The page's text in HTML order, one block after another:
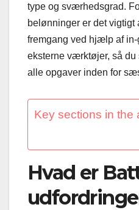
type og sværhedsgrad.
belønninger er det vigtigt
fremgang ved hjælp af
eksterne værktøjer, så du
alle opgaver inden for
Key sections in the
Hvad er